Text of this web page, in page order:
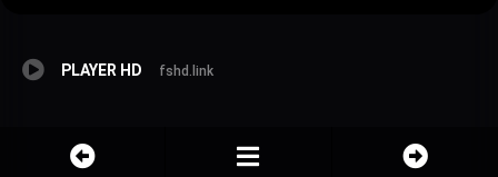
PLAYER HD fshd.link